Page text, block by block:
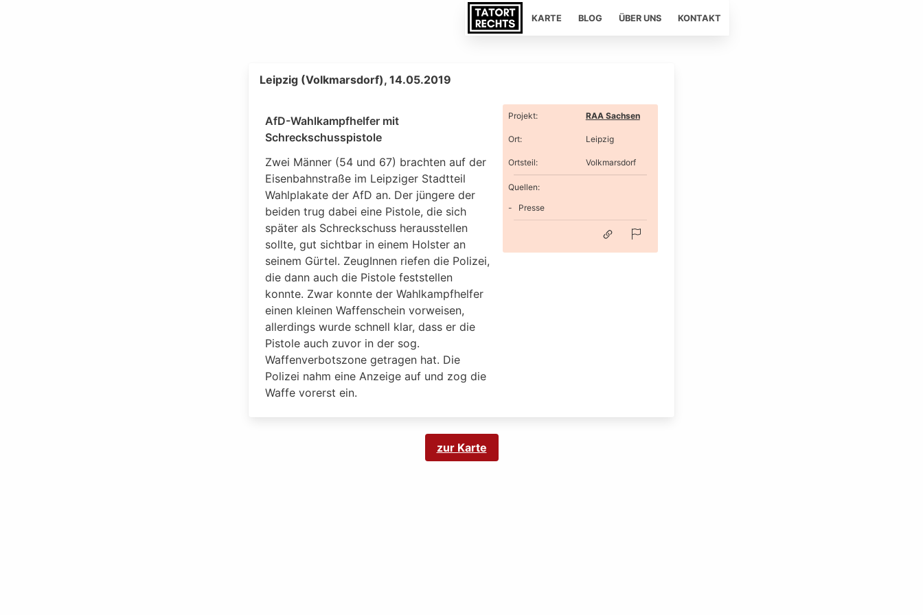
KARTE BLOG ÜBER UNS KONTAKT
Leipzig (Volkmarsdorf), 14.05.2019
AfD-Wahlkampfhelfer mit
Schreckschusspistole
Zwei Männer (54 und 67) brachten auf der
Eisenbahnstraße im Leipziger Stadtteil
Wahlplakate der AfD an. Der jüngere der
beiden trug dabei eine Pistole, die sich
später als Schreckschuss herausstellen
sollte, gut sichtbar in einem Holster an
seinem Gürtel. ZeugInnen riefen die Polizei,
die dann auch die Pistole feststellen
konnte. Zwar konnte der Wahlkampfhelfer
einen kleinen Waffenschein vorweisen,
allerdings wurde schnell klar, dass er die
Pistole auch zuvor in der sog.
Waffenverbotszone getragen hat. Die
Polizei nahm eine Anzeige auf und zog die
Waffe vorerst ein.
Projekt: RAA Sachsen
Ort: Leipzig
Ortsteil: Volkmarsdorf
Quellen:
Presse
zur Karte